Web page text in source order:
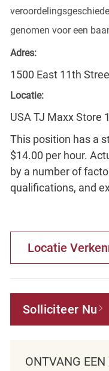
genomen voor een
Adres:
1500 East 11th
Locatie:
USA TJ Maxx Store
This position has a
$14.00 per hour.
by a number of
qualifications, and
Locatie
Solliciteer Nu
ONTVANG